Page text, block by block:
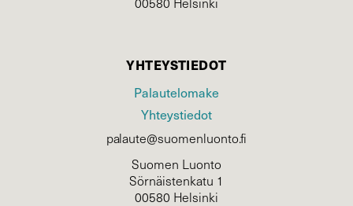
YHTEYSTIEDOT
Palautelomake
Yhteystiedot
palaute@suomenluonto.fi
Suomen Luonto
Sörnäistenkatu 1
00580 Helsinki